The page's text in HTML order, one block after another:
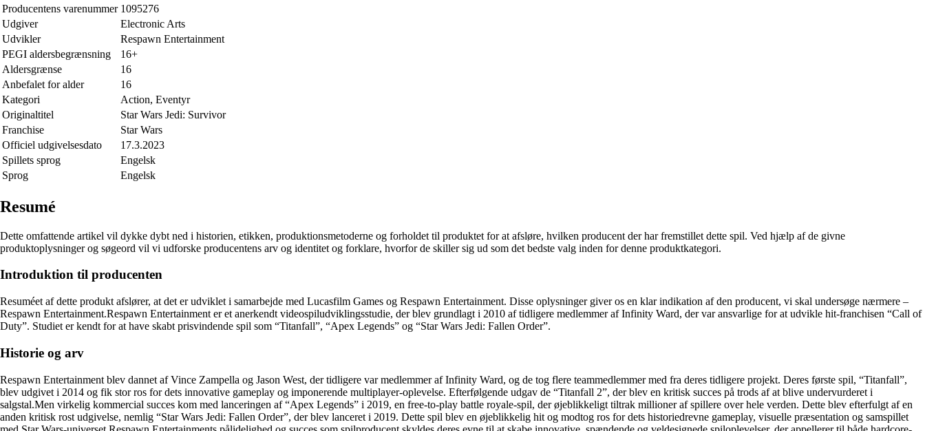
Producentens varenummer 1095276
Udgiver
Electronic Arts
Udvikler
Respawn Entertainment
PEGI aldersbegrænsning
16+
Aldersgrænse
16
Anbefalet for alder
16
Kategori
Action, Eventyr
Originaltitel
Star Wars Jedi: Survivor
Franchise
Star Wars
Officiel udgivelsesdato
17.3.2023
Spillets sprog
Engelsk
Sprog
Engelsk
Resumé
Dette omfattende artikel vil dykke dybt ned i historien, etikken, produktionsmetoderne og forholdet til produktet for at afsløre, hvilken producent der har fremstillet dette spil. Ved hjælp af de givne
produktoplysninger og søgeord vil vi udforske producentens arv og identitet og forklare, hvorfor de skiller sig ud som det bedste valg inden for denne produktkategori.
Introduktion til producenten
Resuméet af dette produkt afslører, at det er udviklet i samarbejde med Lucasfilm Games og Respawn Entertainment. Disse oplysninger giver os en klar indikation af den producent, vi skal undersøge nærmere –
Respawn Entertainment.Respawn Entertainment er et anerkendt videospiludviklingsstudie, der blev grundlagt i 2010 af tidligere medlemmer af Infinity Ward, der var ansvarlige for at udvikle hit-franchisen “Call of
Duty”. Studiet er kendt for at have skabt prisvindende spil som “Titanfall”, “Apex Legends” og “Star Wars Jedi: Fallen Order”.
Historie og arv
Respawn Entertainment blev dannet af Vince Zampella og Jason West, der tidligere var medlemmer af Infinity Ward, og de tog flere teammedlemmer med fra deres tidligere projekt. Deres første spil, “Titanfall”,
blev udgivet i 2014 og fik stor ros for dets innovative gameplay og imponerende multiplayer-oplevelse. Efterfølgende udgav de “Titanfall 2”, der blev en kritisk succes på trods af at blive undervurderet i
salgstal.Men virkelig kommercial succes kom med lanceringen af “Apex Legends” i 2019, en free-to-play battle royale-spil, der øjeblikkeligt tiltrak millioner af spillere over hele verden. Dette blev efterfulgt af en
anden kritisk rost udgivelse, nemlig “Star Wars Jedi: Fallen Order”, der blev lanceret i 2019. Dette spil blev en øjeblikkelig hit og modtog ros for dets historiedrevne gameplay, visuelle præsentation og samspillet